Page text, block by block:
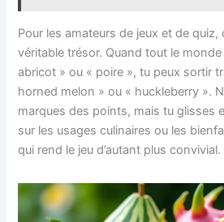
Pour les amateurs de jeux et de
véritable trésor. Quand tout le
abricot » ou « poire », tu peux sortir
horned melon » ou « huckleberry ».
marques des points, mais tu glisses
sur les usages culinaires ou les
qui rend le jeu d’autant plus convivial.